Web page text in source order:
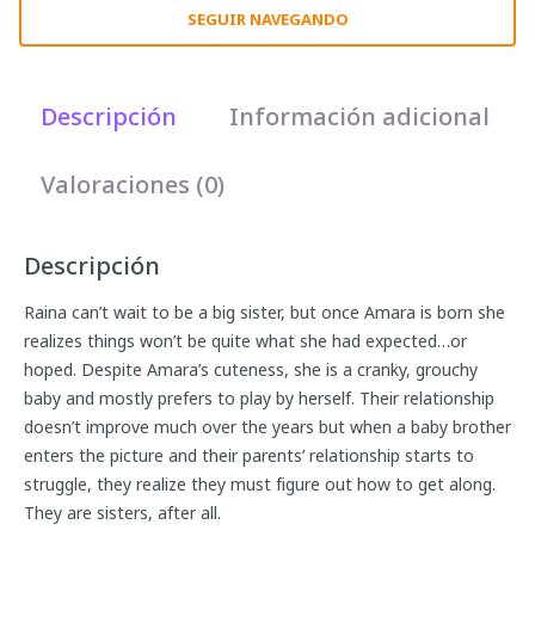
SEGUIR NAVEGANDO
Descripción Información adicional
Valoraciones (0)
Descripción
Raina can’t wait to be a big sister, but once Amara is born she
realizes things won’t be quite what she had expected…or
hoped. Despite Amara’s cuteness, she is a cranky, grouchy
baby and mostly prefers to play by herself. Their relationship
doesn’t improve much over the years but when a baby brother
enters the picture and their parents’ relationship starts to
struggle, they realize they must figure out how to get along.
They are sisters, after all.